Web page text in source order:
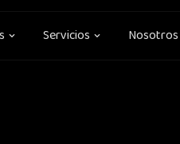
Open Soluciones
Servicios Open Servicios
Nosotros